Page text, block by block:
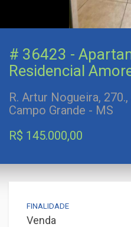
# 36423 -
Residencial
R. Artur Nogueira,
Campo Grande - MS
R$ 145.000,00
FINALIDADE
Venda